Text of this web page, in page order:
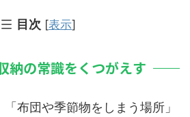
目次 [表示]
納の常識をくつがえす
布団や季節物をしまう場所」